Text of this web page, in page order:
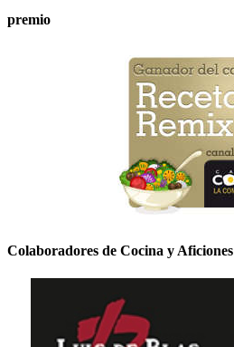
premio
Colaboradores de Cocina y Aficiones